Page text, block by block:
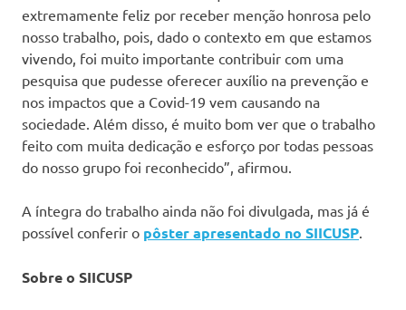
extremamente feliz por receber menção honrosa pelo
nosso trabalho, pois, dado o contexto em que estamos
vivendo, foi muito importante contribuir com uma
pesquisa que pudesse oferecer auxílio na prevenção e
nos impactos que a Covid-19 vem causando na
sociedade. Além disso, é muito bom ver que o trabalho
feito com muita dedicação e esforço por todas pessoas
do nosso grupo foi reconhecido”, afirmou.
A íntegra do trabalho ainda não foi divulgada, mas já é
possível conferir o pôster apresentado no SIICUSP
Sobre o SIICUSP